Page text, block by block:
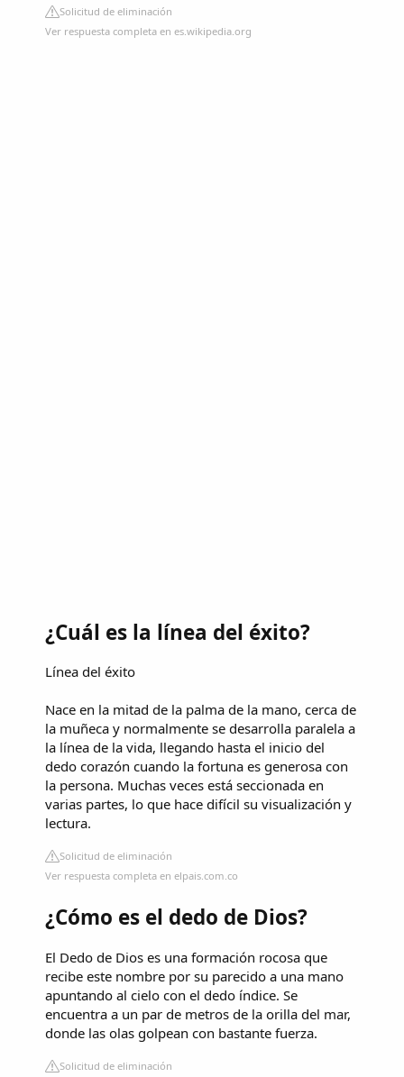
Solicitud de eliminación
Ver respuesta completa en es.wikipedia.org
¿Cuál es la línea del éxito?
Línea del éxito
Nace en la mitad de la palma de la mano, cerca de
la muñeca y normalmente se desarrolla paralela a
la línea de la vida, llegando hasta el inicio del
dedo corazón cuando la fortuna es generosa con
la persona. Muchas veces está seccionada en
varias partes, lo que hace difícil su visualización y
lectura.
Solicitud de eliminación
Ver respuesta completa en elpais.com.co
¿Cómo es el dedo de Dios?
El Dedo de Dios es una formación rocosa que
recibe este nombre por su parecido a una mano
apuntando al cielo con el dedo índice. Se
encuentra a un par de metros de la orilla del mar,
donde las olas golpean con bastante fuerza.
Solicitud de eliminación